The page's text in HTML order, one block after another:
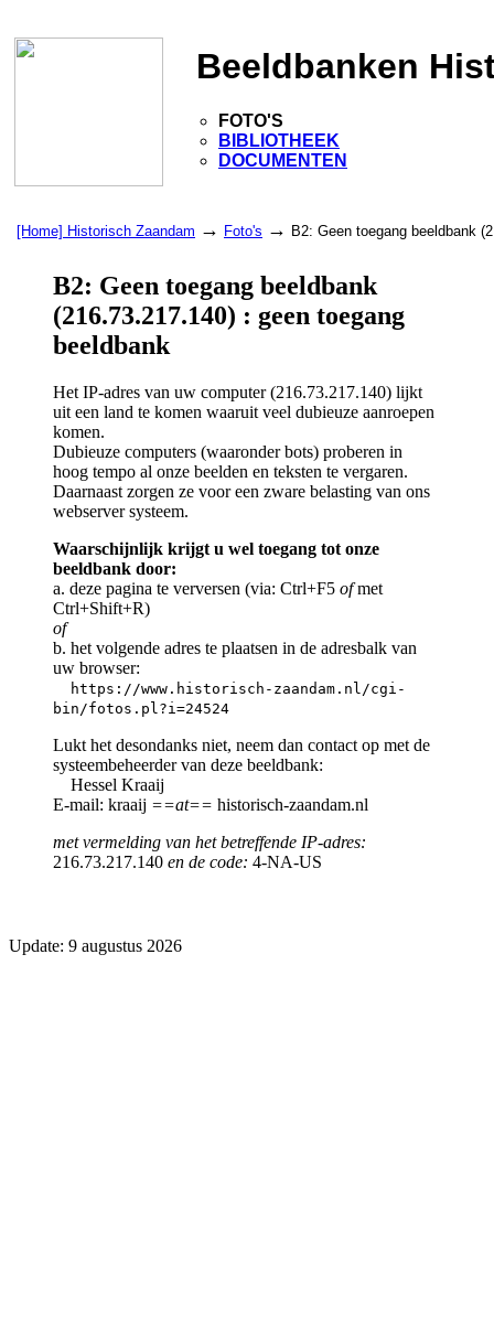
Beeldbanken
FOTO'S
BIBLIOTHEEK
DOCUMENTEN
[Home] Historisch Zaandam → Foto's → B2: Geen toegang beeldbank
B2: Geen toegang beeldbank
(216.73.217.140) : geen toegang
beeldbank
Het IP-adres van uw computer (216.73.217.140) lijkt
uit een land te komen waaruit veel dubieuze aanroepen
komen.
Dubieuze computers (waaronder bots) proberen in
hoog tempo al onze beelden en teksten te vergaren.
Daarnaast zorgen ze voor een zware belasting van ons
webserver systeem.
Waarschijnlijk krijgt u wel toegang tot onze
beeldbank door:
a. deze pagina te verversen (via: Ctrl+F5 ofmet
Ctrl+Shift+R)
of
b. het volgende adres te plaatsen in de adresbalk van
uw browser:
https://www.historisch-zaandam.nl/cgi-
bin/fotos.pl?i=24524
Lukt het desondanks niet, neem dan contact op met de
systeembeheerder van deze beeldbank:
Hessel Kraaij
E-mail: kraaij ==at== historisch-zaandam.nl
met vermelding van het betreffende IP-adres:
216.73.217.140 en de code: 4-NA-US
Update: 9 augustus 2026